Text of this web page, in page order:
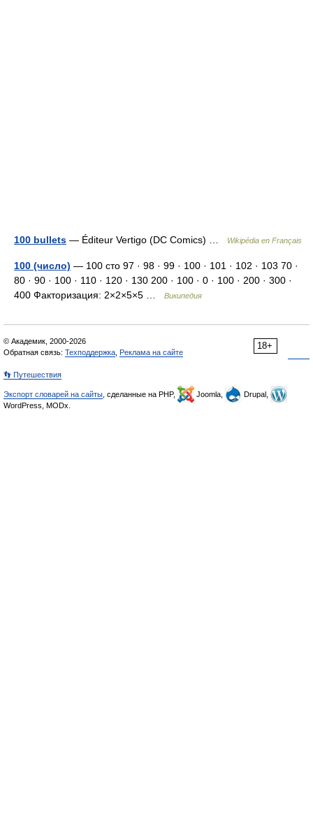
100 bullets — Éditeur Vertigo (DC Comics) … Wikipédia en Français
100 (число) — 100 сто 97 · 98 · 99 · 100 · 101 · 102 · 103 70 ·
80 · 90 · 100 · 110 · 120 · 130 200 · 100 · 0 · 100 · 200 · 300 ·
400 Факторизация: 2×2×5×5 …
Википедия
18+
© Академик, 2000-2026
Обратная связь: Техподдержка Реклама на сайте
👣 Путешествия
Экспорт словарей на сайты , сделанные на PHP, Joomla,
Drupal,
WordPress, MODx.